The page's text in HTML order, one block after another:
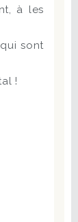
à les
sont
!